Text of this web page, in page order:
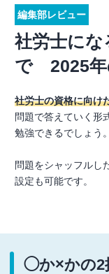
編集部レビュー
社労士にな
で 2025年
社労士の資格に向け
問題で答えていく形
勉強できるでしょう。
問題をシャッフルし
設定も可能です。
◯か×かの2